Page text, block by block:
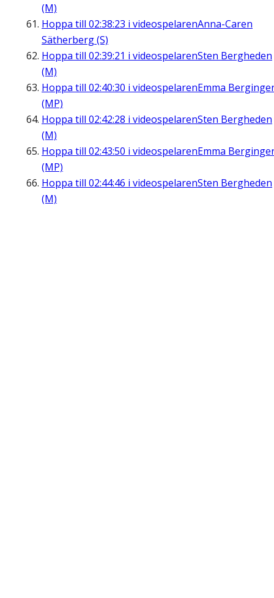
(M)
Hoppa till 02:38:23 i videospelarenAnna-Caren
Sätherberg (S)
Hoppa till 02:39:21 i videospelarenSten Bergheden
(M)
Hoppa till 02:40:30 i videospelarenEmma
(MP)
Hoppa till 02:42:28 i videospelarenSten Bergheden
(M)
Hoppa till 02:43:50 i videospelarenEmma
(MP)
Hoppa till 02:44:46 i videospelarenSten Bergheden
(M)